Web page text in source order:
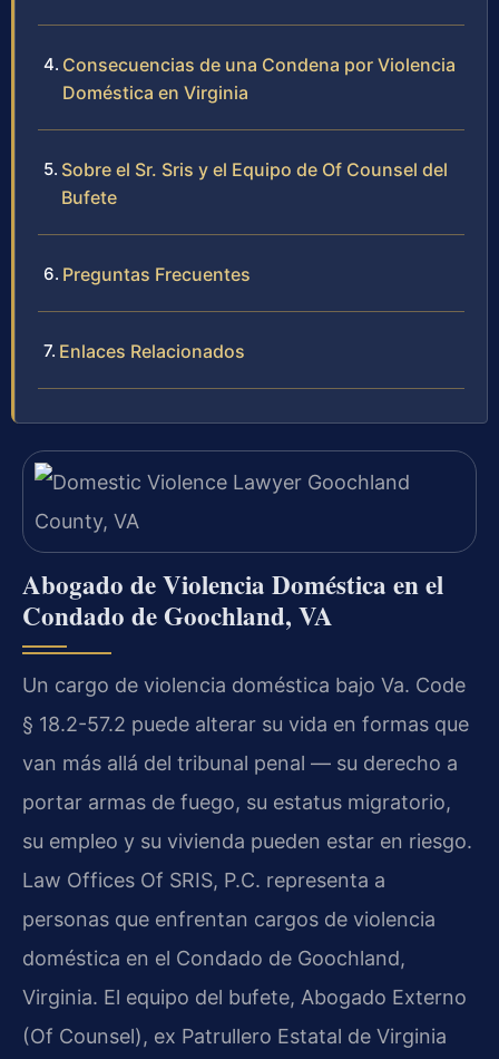
Consecuencias de una Condena por Violencia
Doméstica en Virginia
Sobre el Sr. Sris y el Equipo de Of Counsel del
Bufete
Preguntas Frecuentes
Enlaces Relacionados
Abogado de Violencia Doméstica en el
Condado de Goochland, VA
Un cargo de violencia doméstica bajo Va. Code
§ 18.2-57.2 puede alterar su vida en formas que
van más allá del tribunal penal — su derecho a
portar armas de fuego, su estatus migratorio,
su empleo y su vivienda pueden estar en riesgo.
Law Offices Of SRIS, P.C. representa a
personas que enfrentan cargos de violencia
doméstica en el Condado de Goochland,
Virginia. El equipo del bufete, Abogado Externo
(Of Counsel), ex Patrullero Estatal de Virginia